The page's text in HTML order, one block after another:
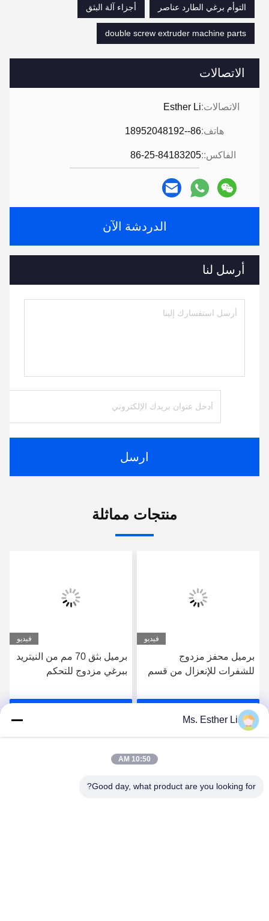
الاتصالات
الاتصالات:Esther Li
هاتف:86--18952048192
الفاكس::86-25-84183205
الدردشة الآن
أرسل لنا
ارسل
التوأم برغي الطارد عناصر
أجزاء آلة البثق
double screw extruder machine parts
منتجات مماثلة
فيديو
برميل محفز مزدوج
للشفرات للإنعزال من قسم
احصل على افضل سعر
فيديو
برميل بثق 70 مم من النيتريد
ببرغي مزدوج للتحكم
Ms. Esther Li
10:50 AM
Good day, what product are you looking for?